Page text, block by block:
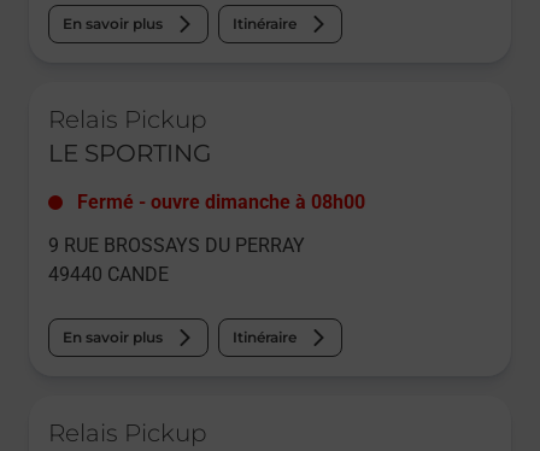
En savoir plus Itinéraire
Relais Pickup
LE SPORTING
Fermé - ouvre dimanche à 08h00
9 RUE BROSSAYS DU PERRAY
49440 CANDE
En savoir plus Itinéraire
Relais Pickup